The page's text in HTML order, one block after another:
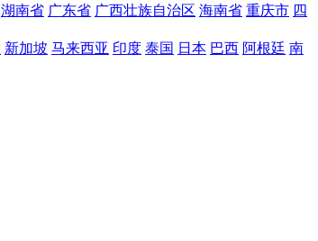
湖南省 广东省 广西壮族自治区 海南省 重庆市 四
新加坡 马来西亚 印度 泰国 日本 巴西 阿根廷 南